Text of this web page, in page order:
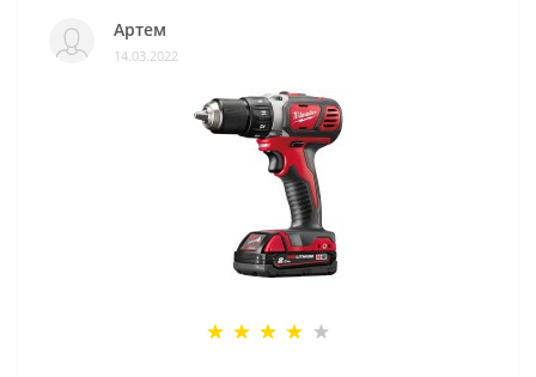
Артем
14.03.2022